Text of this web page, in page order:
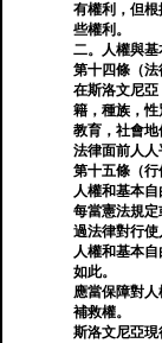
有權利，但
些權利。
二。人權與基
第十四條（法
在斯洛文尼
籍，種族，性
教育，社會地
法律面前人人
第十五條（行
人權和基本自
每當憲法規
過法律對行使
人權和基本
如此。
應當保障對
補救權。
斯洛文尼亞